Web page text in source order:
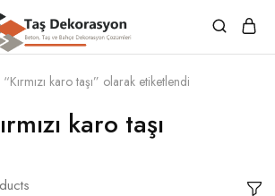
karo taşı” olarak etiketlendi
karo taşı